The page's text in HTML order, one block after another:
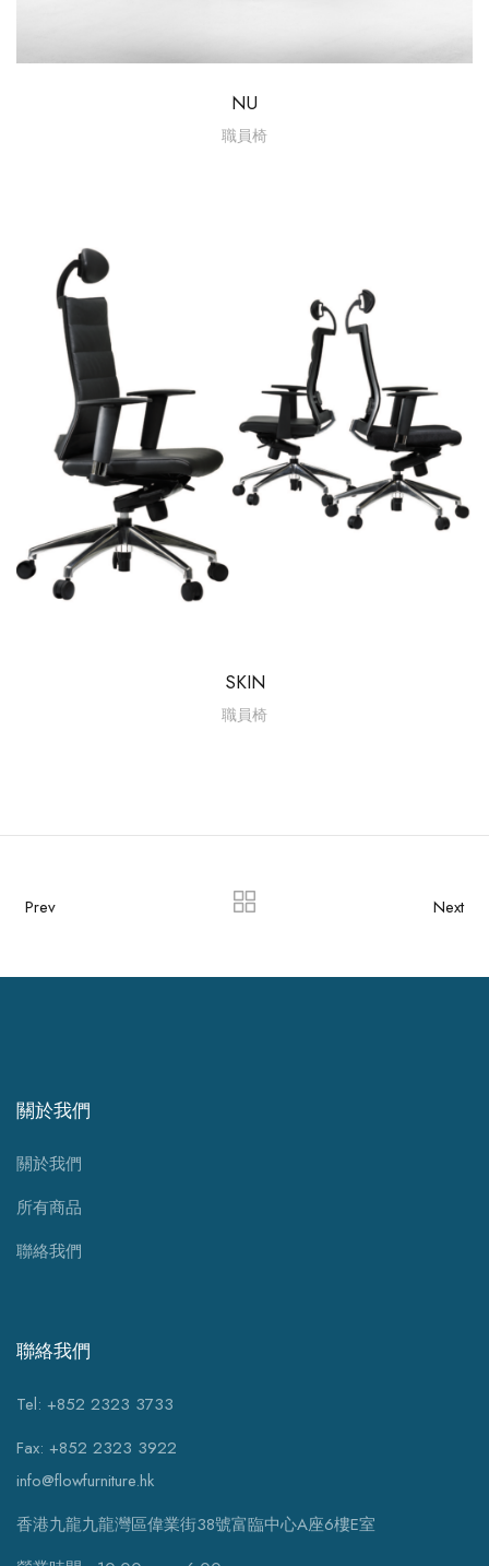
NU
職員椅
SKIN
職員椅
Prev Next
關於我們
關於我們
所有商品
聯絡我們
聯絡我們
Tel: +852 2323 3733
Fax: +852 2323 3922
info@flowfurniture.hk
香港九龍九龍灣區偉業街38號富臨中心A座6樓E室